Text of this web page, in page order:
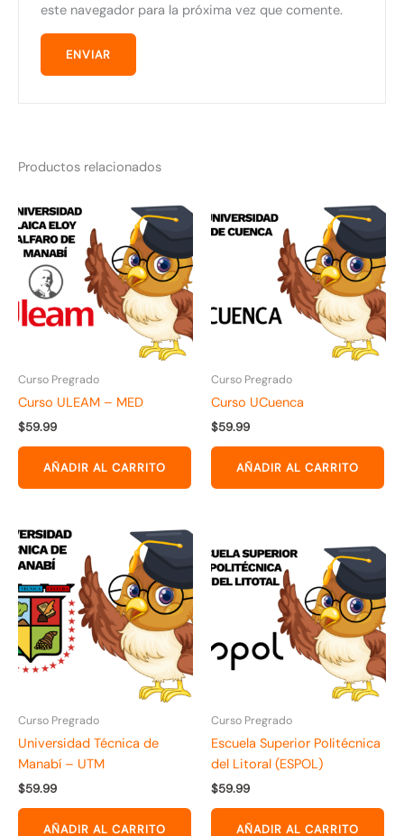
este navegador para la próxima vez que comente.
Productos relacionados
Curso Pregrado
Curso ULEAM – MED
$59.99
AÑADIR AL CARRITO
Curso Pregrado
Curso UCuenca
$59.99
AÑADIR AL CARRITO
Curso Pregrado
Universidad Técnica de
Manabí – UTM
$59.99
AÑADIR AL CARRITO
Curso Pregrado
Escuela Superior Politécnica
del Litoral (ESPOL)
$59.99
AÑADIR AL CARRITO